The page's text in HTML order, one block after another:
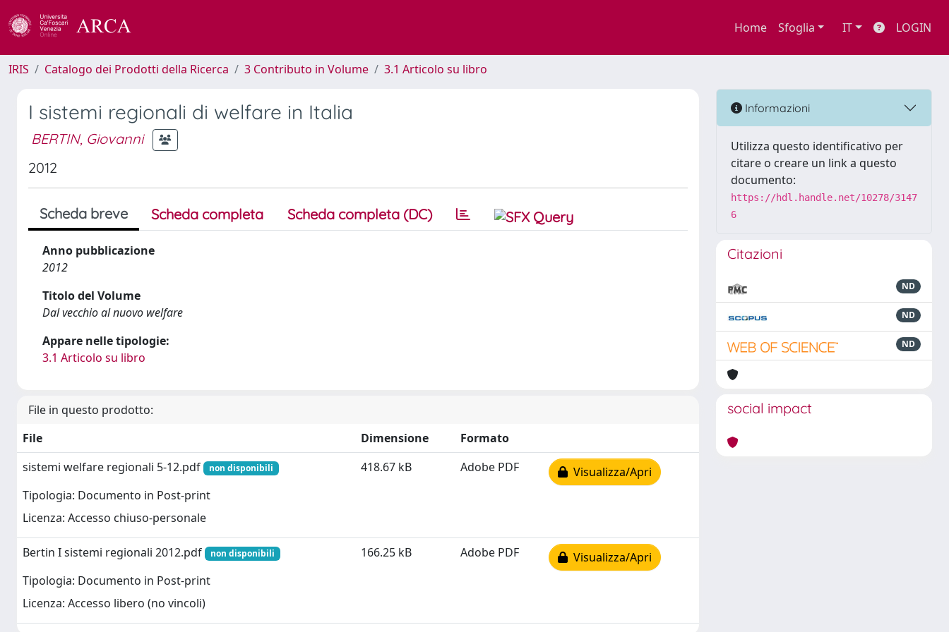
Home Sfoglia IT LOGIN
IRIS Catalogo dei Prodotti della Ricerca 3 Contributo in Volume 3.1 Articolo su libro
I sistemi regionali di welfare in Italia
BERTIN, Giovanni
2012
Scheda breve Scheda completa Scheda completa (DC)
Anno pubblicazione
2012
Titolo del Volume
Dal vecchio al nuovo welfare
Appare nelle tipologie:
3.1 Articolo su libro
File in questo prodotto:
File
Dimensione
Formato
sistemi welfare regionali 5-12.pdf
non disponibili
Tipologia: Documento in Post-print
Licenza: Accesso chiuso-personale
418.67 kB Adobe PDF Visualizza/Apri
Bertin I sistemi regionali 2012.pdf non disponibili
Tipologia: Documento in Post-print
Licenza: Accesso libero (no vincoli)
166.25 kB Adobe PDF Visualizza/Apri
Informazioni
Utilizza questo identificativo per
citare o creare un link a questo
documento:
https://hdl.handle.net/10278/3147
6
Citazioni
ND
ND
ND
social impact